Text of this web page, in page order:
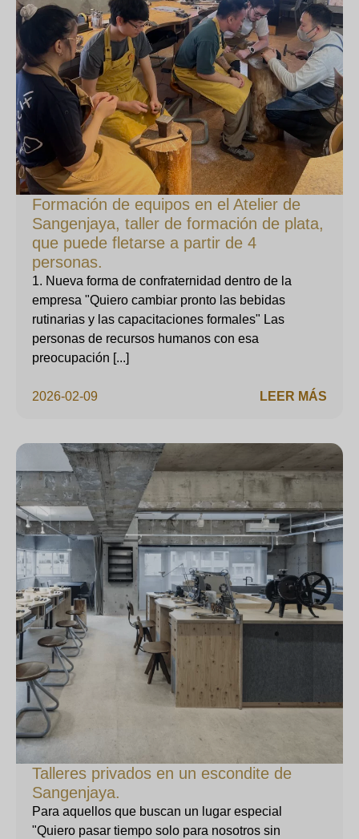
Formación de equipos en el Atelier de
Sangenjaya, taller de formación de plata,
que puede fletarse a partir de 4
personas.
2026-02-09
1. Nueva forma de confraternidad dentro de la
empresa "Quiero cambiar pronto las bebidas
rutinarias y las capacitaciones formales" Las
personas de recursos humanos con esa
preocupación [...]
LEER MÁS
Talleres privados en un escondite de
Sangenjaya.
Para aquellos que buscan un lugar especial
"Quiero pasar tiempo solo para nosotros sin